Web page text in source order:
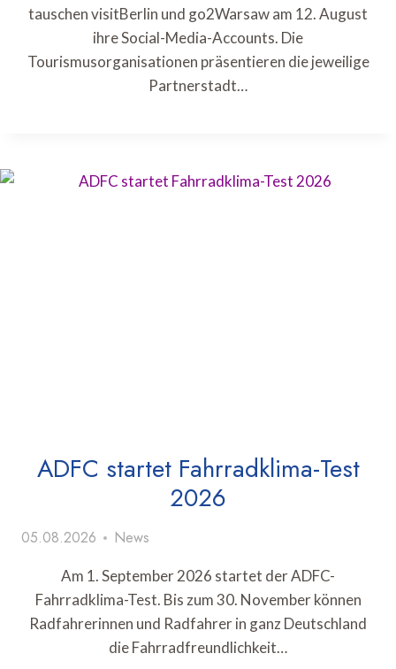
tauschen visitBerlin und go2Warsaw am 12. August
ihre Social-Media-Accounts. Die
Tourismusorganisationen präsentieren die jeweilige
Partnerstadt…
ADFC startet Fahrradklima-Test
2026
05.08.2026 News
Am 1. September 2026 startet der ADFC-
Fahrradklima-Test. Bis zum 30. November können
Radfahrerinnen und Radfahrer in ganz Deutschland
die Fahrradfreundlichkeit…